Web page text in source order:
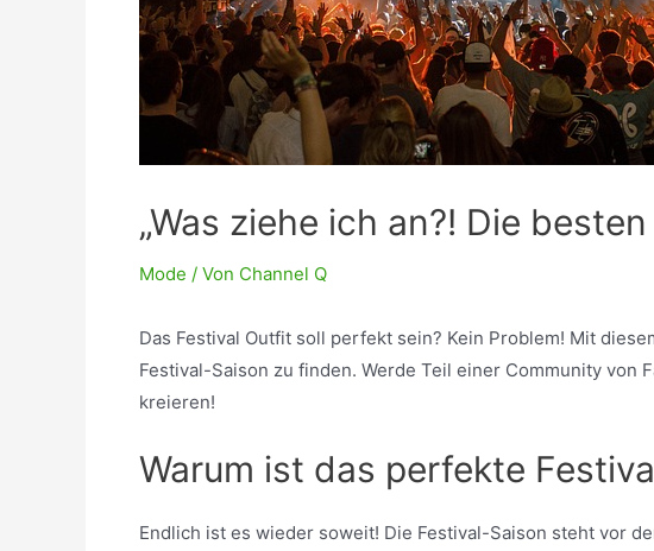
„Was ziehe ich an?! Die
Mode / Von Channel Q
Das Festival Outfit soll perfekt sein? Kein Problem! Mit
Festival-Saison zu finden. Werde Teil einer Community von
kreieren!
Warum ist das perfekte
Endlich ist es wieder soweit! Die Festival-Saison steht vor